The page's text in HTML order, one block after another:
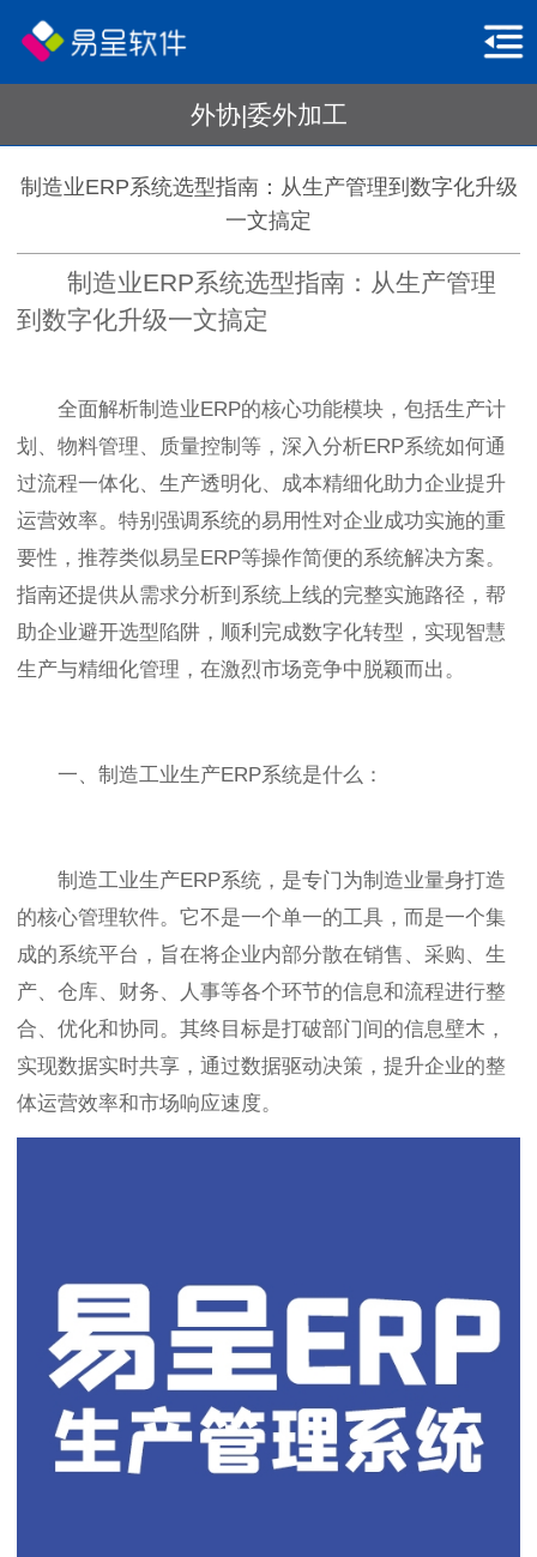
外协|委外加工
制造业ERP系统选型指南：从生产管理到数字化升级
一文搞定
制造业ERP系统选型指南：从生产管理
到数字化升级一文搞定
全面解析制造业ERP的核心功能模块，包括生产计
划、物料管理、质量控制等，深入分析ERP系统如何通
过流程一体化、生产透明化、成本精细化助力企业提升
运营效率。特别强调系统的易用性对企业成功实施的重
要性，推荐类似易呈ERP等操作简便的系统解决方案。
指南还提供从需求分析到系统上线的完整实施路径，帮
助企业避开选型陷阱，顺利完成数字化转型，实现智慧
生产与精细化管理，在激烈市场竞争中脱颖而出。
一、制造工业生产ERP系统是什么：
制造工业生产ERP系统，是专门为制造业量身打造
的核心管理软件。它不是一个单一的工具，而是一个集
成的系统平台，旨在将企业内部分散在销售、采购、生
产、仓库、财务、人事等各个环节的信息和流程进行整
合、优化和协同。其终目标是打破部门间的信息壁木，
实现数据实时共享，通过数据驱动决策，提升企业的整
体运营效率和市场响应速度。